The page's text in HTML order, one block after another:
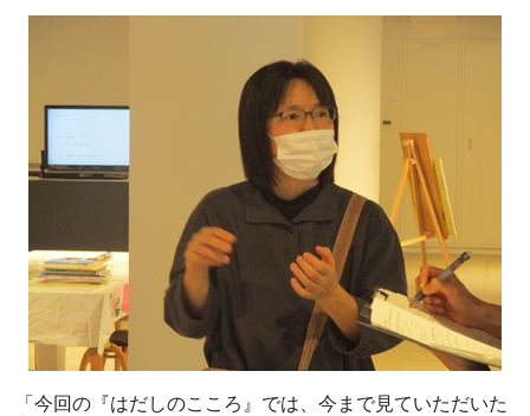
「今回の『はだしのこころ』では、今まで見ていただいた